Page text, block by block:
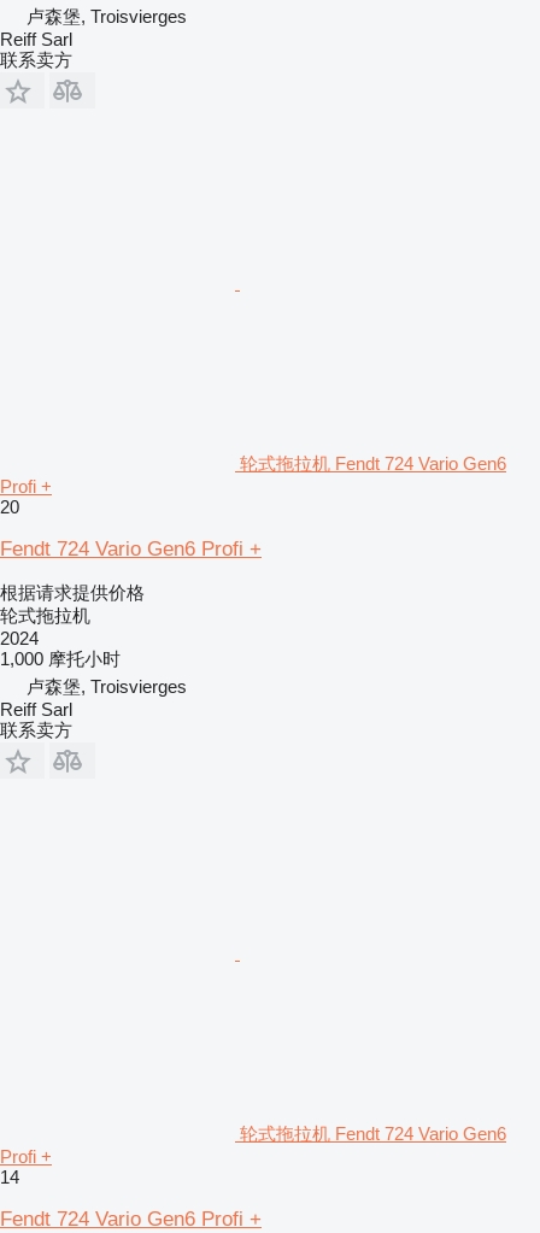
卢森堡, Troisvierges
Reiff Sarl
联系卖方
轮式拖拉机 Fendt 724 Vario Gen6
Profi +
20
Fendt 724 Vario Gen6 Profi +
根据请求提供价格
轮式拖拉机
2024
1,000 摩托小时
卢森堡, Troisvierges
Reiff Sarl
联系卖方
轮式拖拉机 Fendt 724 Vario Gen6
Profi +
14
Fendt 724 Vario Gen6 Profi +